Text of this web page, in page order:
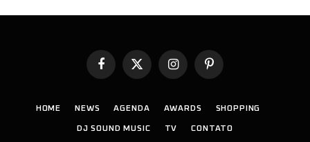
Facebook
X
InstagramPinterest
HOME NEWS AGENDA AWARDS SHOPPING
DJ SOUND MUSIC TV CONTATO